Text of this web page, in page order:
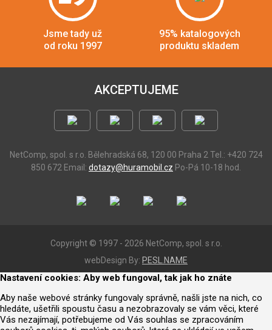
Jsme tady už
od roku 1997
95% katalogových
produktu skladem
AKCEPTUJEME
NetComp, spol. s r.o. Bělehradská 68, 120 00 Praha 2 Tel.: +420 724
850 672 Email: dotazy@huramobil.cz Po-Pá 10-18 hod.
Copyright © 1997 - 2026 NetComp, spol. s r.o.
webDesign By: PESL.NAME
Nastavení cookies: Aby web fungoval, tak jak ho znáte
Aby naše webové stránky fungovaly správně, našli jste na nich, co
hledáte, ušetřili spoustu času a nezobrazovaly se vám věci, které
Vás nezajímají, potřebujeme od Vás souhlas se zpracováním